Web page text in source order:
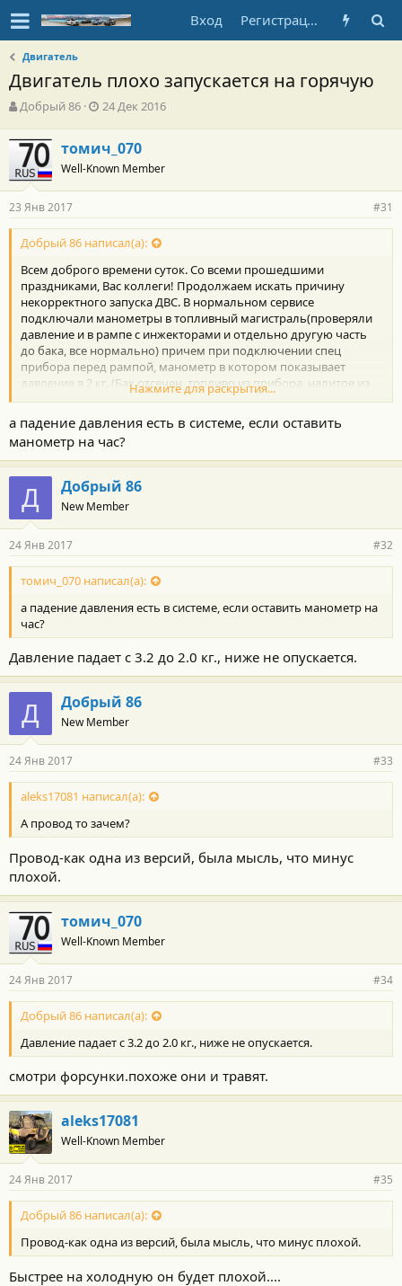
Вход Регистрация
Двигатель
Двигатель плохо запускается на горячую
А
т
о
р
т
е
м
ы
Добрый 86
Д
а
н
а
л
а
24 Дек 2016
томич_070
Well-Known Member
23 Янв 2017 #31
Добрый 86 написал(а):
Всем доброго времени суток. Со всеми прошедшими
праздниками, Вас коллеги! Продолжаем искать причину
некорректного запуска ДВС. В нормальном сервисе
подключали манометры в топливный магистраль(проверяли
давление и в рампе с инжекторами и отдельно другую часть
до бака, все нормально) причем при подключении спец
прибора перед рампой, манометр в котором показывает
давление в 2 кг. (Бак отсечен, топливо из прибора, налитое из
бака) мотор заводится отлично. Попробовали дополнительно
аккумулятора, проблема так же не исчезает. Дальше идей пока
никаких.
Нажмите для раскрытия...
а падение давления есть в системе, если оставить
манометр на час?
Д Добрый 86
New Member
24 Янв 2017 #32
томич_070 написал(а):
а падение давления есть в системе, если оставить манометр на
час?
Давление падает с 3.2 до 2.0 кг., ниже не опускается.
Д Добрый 86
New Member
24 Янв 2017 #33
aleks17081 написал(а):
А провод то зачем?
Провод-как одна из версий, была мысль, что минус
плохой.
томич_070
Well-Known Member
24 Янв 2017 #34
Добрый 86 написал(а):
Давление падает с 3.2 до 2.0 кг., ниже не опускается.
смотри форсунки.похоже они и травят.
aleks17081
Well-Known Member
24 Янв 2017 #35
Добрый 86 написал(а):
Провод-как одна из версий, была мысль, что минус плохой.
Быстрее на холодную он будет плохой....